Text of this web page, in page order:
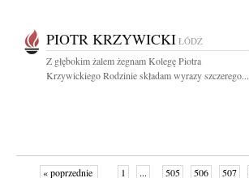
PIOTR KRZYWICKI ŁÓDŹ
Z głębokim żalem żegnam Kolegę Piotra
Krzywickiego Rodzinie składam wyrazy szczerego...
« poprzednie 1 ... 505 506 507